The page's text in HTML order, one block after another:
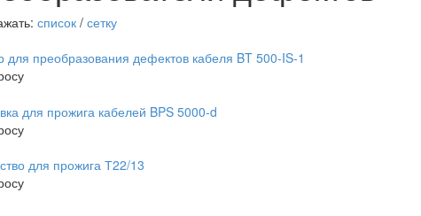
список / сетку
для преобразования дефектов кабеля BT 500-IS-1
для прожига кабелей BPS 5000-d
для прожига Т22/13